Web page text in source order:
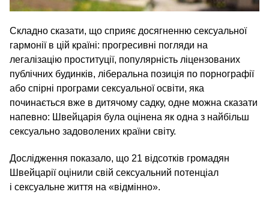
Складно сказати, що сприяє досягненню сексуальної
гармонії в цій країні: прогресивні погляди на
легалізацію проституції, популярність ліцензованих
публічних будинків, ліберальна позиція по порнографії
або спірні програми сексуальної освіти, яка
починається вже в дитячому садку, одне можна сказати
напевно: Швейцарія була оцінена як одна з найбільш
сексуально задоволених країни світу.
Дослідження показало, що 21 відсотків громадян
Швейцарії оцінили свій сексуальний потенціал
і сексуальне життя на «відмінно».